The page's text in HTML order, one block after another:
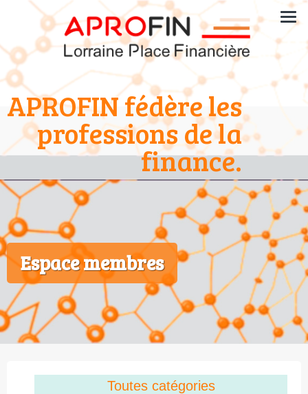
APROFIN fédère les
professions de la
finance.
Espace membres
Toutes catégories